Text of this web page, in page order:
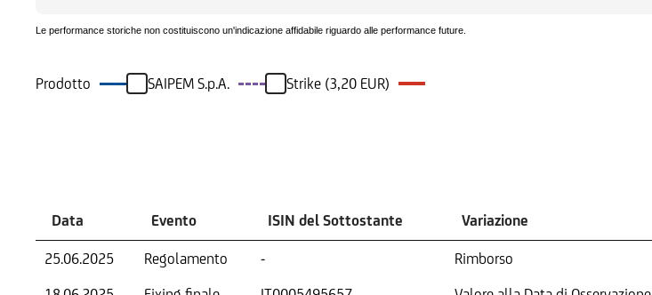
Le performance storiche non costituiscono un'indicazione affidabile riguardo alle performance future.
Prodotto SAIPEM S.p.A. Strike (3,20 EUR)
Data Evento ISIN del Sottostante Variazione
25.06.2025 Regolamento - Rimborso